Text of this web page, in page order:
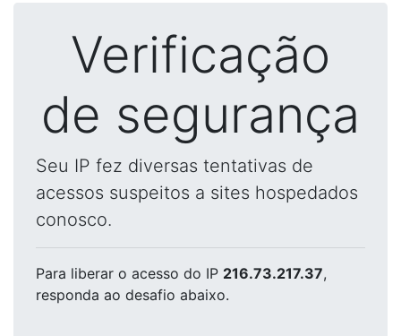
Verificação
de segurança
Seu IP fez diversas tentativas de
acessos suspeitos a sites hospedados
conosco.
Para liberar o acesso do IP 216.73.217.37,
responda ao desafio abaixo.